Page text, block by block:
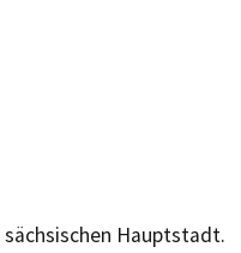
Hauptstadt.